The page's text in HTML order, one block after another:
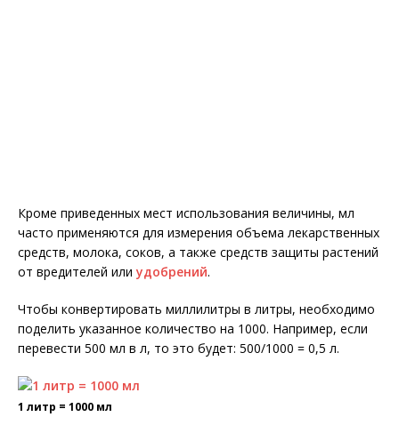
Кроме приведенных мест использования величины, мл
часто применяются для измерения объема лекарственных
средств, молока, соков, а также средств защиты растений
от вредителей или удобрений.
Чтобы конвертировать миллилитры в литры, необходимо
поделить указанное количество на 1000. Например, если
перевести 500 мл в л, то это будет: 500/1000 = 0,5 л.
1 литр = 1000 мл